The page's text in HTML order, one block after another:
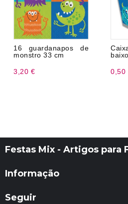
16 guardanapos de
monstro 33 cm
3,20 €
baixo
0,50
Festas Mix - Artigos para
Informação
Seguir